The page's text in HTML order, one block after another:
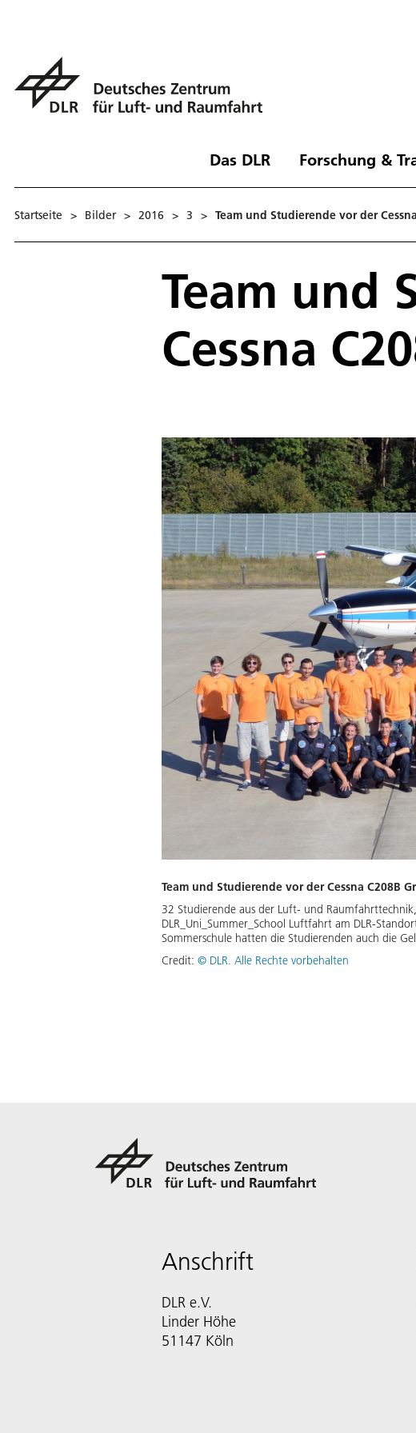
Das DLR Forschung &
Startseite > Bilder > 2016 > 3 > Team und Studierende vor der
Team und
Cessna
Team und Studierende vor der Cessna C208B
32 Studierende aus der Luft- und
DLR_Uni_Summer_School Luftfahrt am DLR-
Sommerschule hatten die Studierenden auch die
Credit: © DLR. Alle Rechte vorbehalten
Anschrift
DLR e.V.
Linder Höhe
51147 Köln